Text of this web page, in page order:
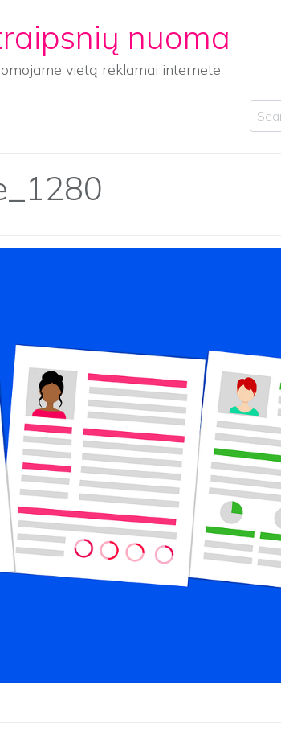
nuoma
vietą reklamai internete